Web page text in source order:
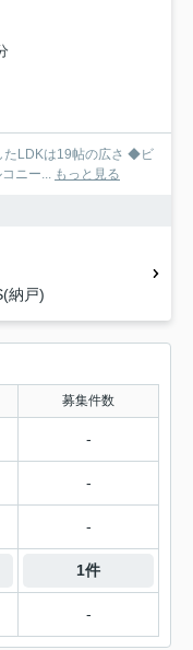
LDKは19帖の広さ ◆ビ
ニー... もっと見る
納戸)
募集件数
-
-
-
1件
-